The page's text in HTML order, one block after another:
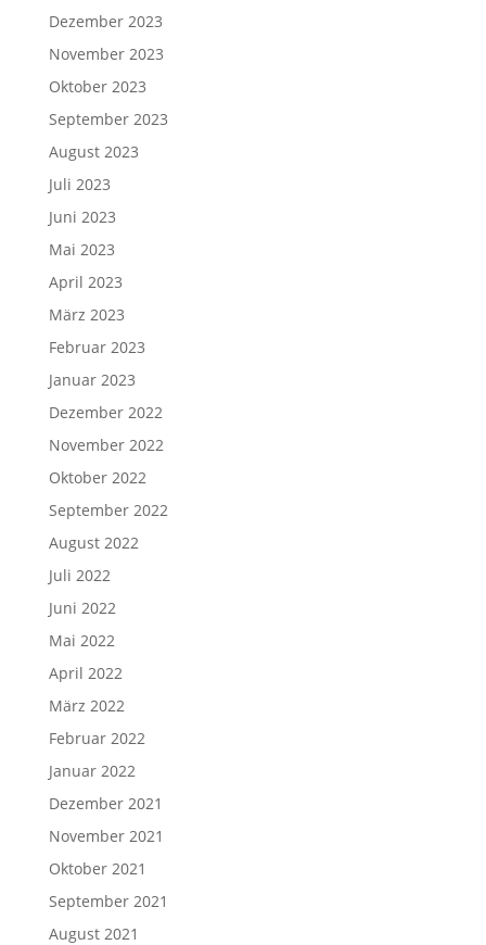
Dezember 2023
November 2023
Oktober 2023
September 2023
August 2023
Juli 2023
Juni 2023
Mai 2023
April 2023
März 2023
Februar 2023
Januar 2023
Dezember 2022
November 2022
Oktober 2022
September 2022
August 2022
Juli 2022
Juni 2022
Mai 2022
April 2022
März 2022
Februar 2022
Januar 2022
Dezember 2021
November 2021
Oktober 2021
September 2021
August 2021